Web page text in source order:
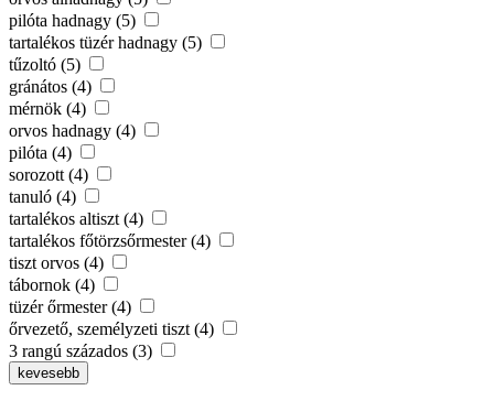
pilóta hadnagy (5)
tartalékos tüzér hadnagy (5)
tűzoltó (5)
gránátos (4)
mérnök (4)
orvos hadnagy (4)
pilóta (4)
sorozott (4)
tanuló (4)
tartalékos altiszt (4)
tartalékos főtörzsőrmester (4)
tiszt orvos (4)
tábornok (4)
tüzér őrmester (4)
őrvezető, személyzeti tiszt (4)
3 rangú százados (3)
kevesebb